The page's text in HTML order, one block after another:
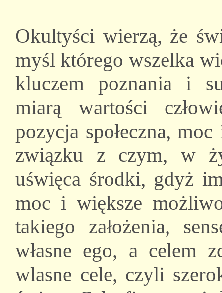
Okultyści wierzą, że
myśl którego wszelka
kluczem poznania i
miarą wartości
pozycja społeczna,
związku z czym, w
uświęca środki, gdyż
moc i większe
takiego założenia,
własne ego, a celem
wlasne cele, czyli